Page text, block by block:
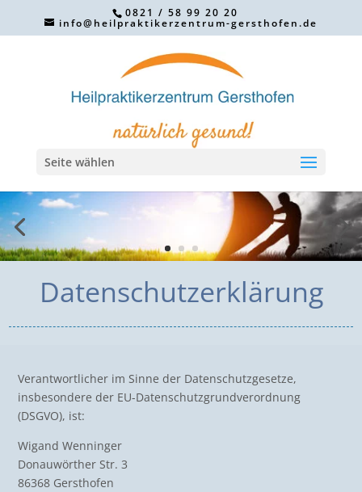
0821 / 58 99 20 20
info@heilpraktikerzentrum-gersthofen.de
Seite wählen
Datenschutzerklärung
Verantwortlicher im Sinne der Datenschutzgesetze,
insbesondere der EU-Datenschutzgrundverordnung
(DSGVO), ist:
Wigand Wenninger
Donauwörther Str. 3
86368 Gersthofen